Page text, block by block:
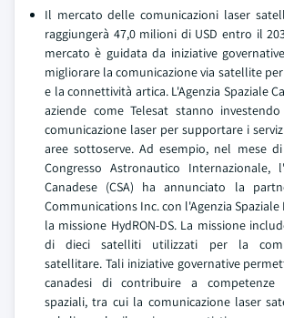
Il mercato delle comunicazioni laser
raggiungerà 47,0 milioni di USD entro il
mercato è guidata da iniziative
migliorare la comunicazione via satellite
e la connettività artica. L'Agenzia Spaziale
aziende come Telesat stanno
comunicazione laser per supportare i
aree sottoserve. Ad esempio, nel mese
Congresso Astronautico Internazionale,
Canadese (CSA) ha annunciato la
Communications Inc. con l'Agenzia Spaziale
la missione HydRON-DS. La missione
di dieci satelliti utilizzati per la
satellitare. Tali iniziative governative
canadesi di contribuire a competenze
spaziali, tra cui la comunicazione laser